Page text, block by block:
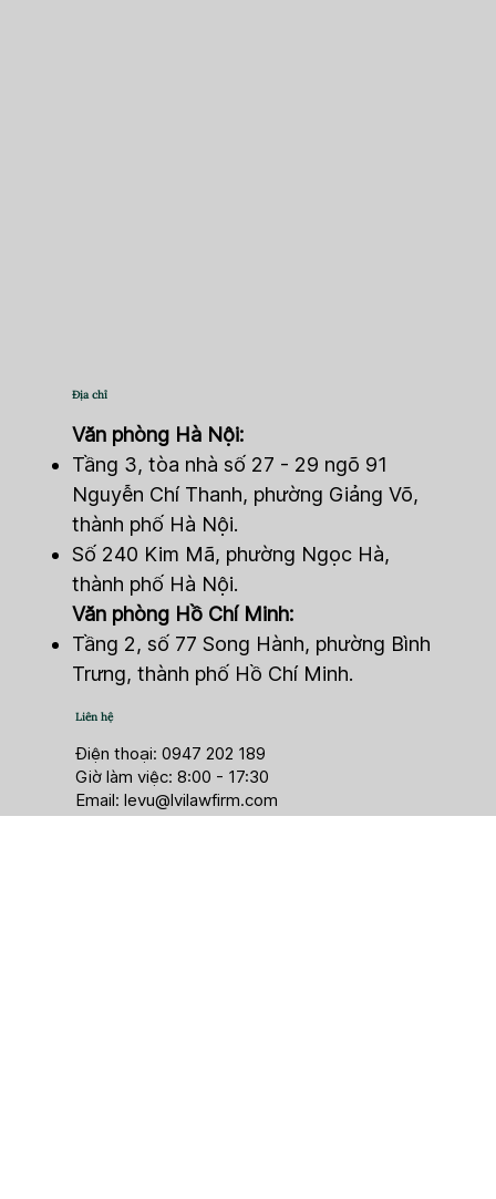
Địa chỉ
Văn phòng Hà Nội:
Tầng 3, tòa nhà số 27 - 29 ngõ 91
Nguyễn Chí Thanh, phường Giảng Võ,
thành phố Hà Nội.
Số 240 Kim Mã, phường Ngọc Hà,
thành phố Hà Nội.
Văn phòng Hồ Chí Minh:
Tầng 2, số 77 Song Hành, phường Bình
Trưng, thành phố Hồ Chí Minh.
Liên hệ
Điện thoại: 0947 202 189
Giờ làm việc: 8:00 - 17:30
Email:levu@lvilawfirm.com